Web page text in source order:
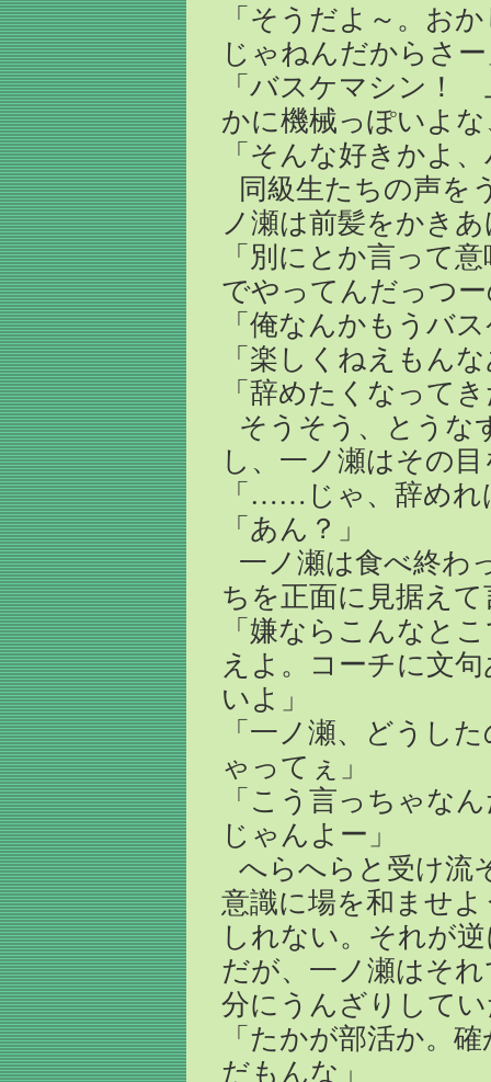
「そうだよ～。お
じゃねんだからさ
「バスケマシン！
かに機械っぽいよ
「そんな好きかよ
同級生たちの声を
ノ瀬は前髪をかき
「別にとか言って
でやってんだっつ
「俺なんかもうバ
「楽しくねえもん
「辞めたくなって
そうそう、とうな
し、一ノ瀬はその
「……じゃ、辞めれ
「あん？」
一ノ瀬は食べ終わ
ちを正面に見据え
「嫌ならこんなと
えよ。コーチに文
いよ」
「一ノ瀬、どうし
ゃってぇ」
「こう言っちゃな
じゃんよー」
へらへらと受け流
意識に場を和ませ
しれない。それが
だが、一ノ瀬はそ
分にうんざりして
「たかが部活か。
だもんな」